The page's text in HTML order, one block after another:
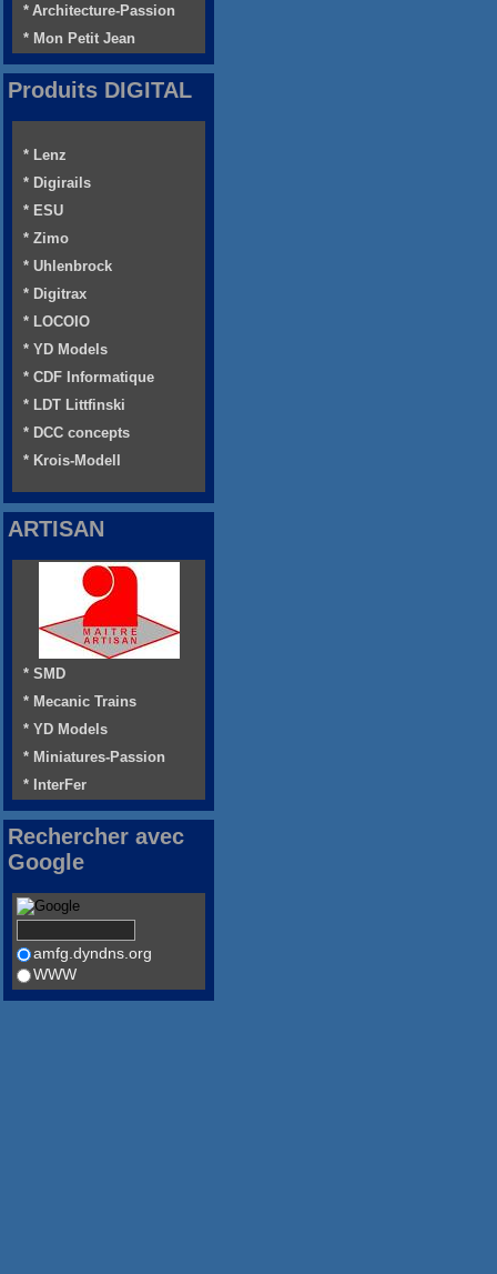
* Architecture-Passion
* Mon Petit Jean
Produits DIGITAL
* Lenz
* Digirails
* ESU
* Zimo
* Uhlenbrock
* Digitrax
* LOCOIO
* YD Models
* CDF Informatique
* LDT Littfinski
* DCC concepts
* Krois-Modell
ARTISAN
* SMD
* Mecanic Trains
* YD Models
* Miniatures-Passion
* InterFer
Rechercher avec
Google
amfg.dyndns.org
WWW